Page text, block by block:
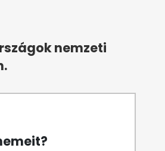
nemzeti